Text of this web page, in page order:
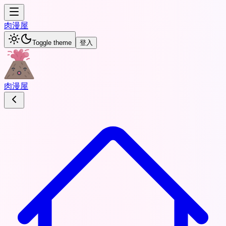
肉漫屋
Toggle theme 登入
肉漫屋